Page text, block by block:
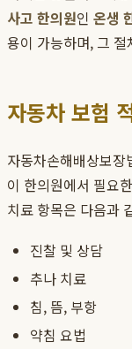
사고 한의원인 온생
용이 가능하며, 그
자동차 보험
자동차손해배상보
이 한의원에서 필요
치료 항목은 다음과
진찰 및 상담
추나 치료
침, 뜸, 부항
약침 요법